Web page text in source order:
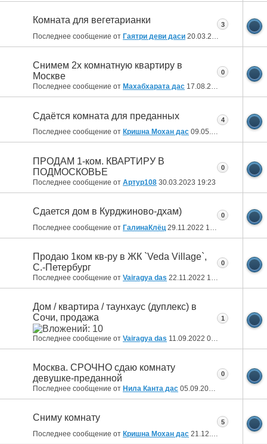
Комната для вегетарианки
Последнее сообщение от Гаятри деви даси 20.03.2024
3
Снимем 2х комнатную квартиру в
Москве
Последнее сообщение от Махабхарата дас 17.08.2023
0
Сдаётся комната для преданных
Последнее сообщение от Кришна Мохан дас 09.05.2023
4
ПРОДАМ 1-ком. КВАРТИРУ В
ПОДМОСКОВЬЕ
Последнее сообщение от Артур108 30.03.2023 19:23
0
Сдается дом в Курджиново-дхам)
Последнее сообщение от ГалинаКлёц 29.11.2022 17:23
0
Продаю 1ком кв-ру в ЖК `Veda Village`,
С.-Петербург
Последнее сообщение от Vairagya das 22.11.2022 19:09
0
Дом / квартира / таунхаус (дуплекс) в
Сочи, продажа
Последнее сообщение от Vairagya das 11.09.2022 06:44
1
Москва. СРОЧНО сдаю комнату
девушке-преданной
Последнее сообщение от Нила Канта дас 05.09.2022
0
Сниму комнату
Последнее сообщение от Кришна Мохан дас 21.12.2021
5